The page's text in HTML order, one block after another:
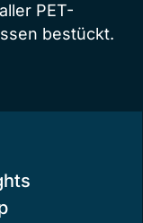
PET-
bestückt.